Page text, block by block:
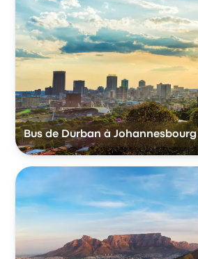
Bus de Durban à Johannesbourg